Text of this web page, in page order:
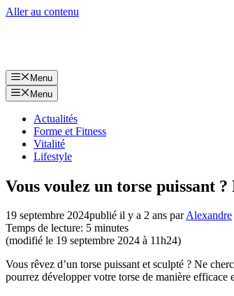
Aller au contenu
Menu
Menu
Actualités
Forme et Fitness
Vitalité
Lifestyle
Vous voulez un torse puissant
19 septembre 2024publié il y a 2 ans parAlexandre
Temps de lecture: 5 minutes
(modifié le 19 septembre 2024 à 11h24)
Vous rêvez d’un torse puissant et sculpté ? Ne
pourrez développer votre torse de manière